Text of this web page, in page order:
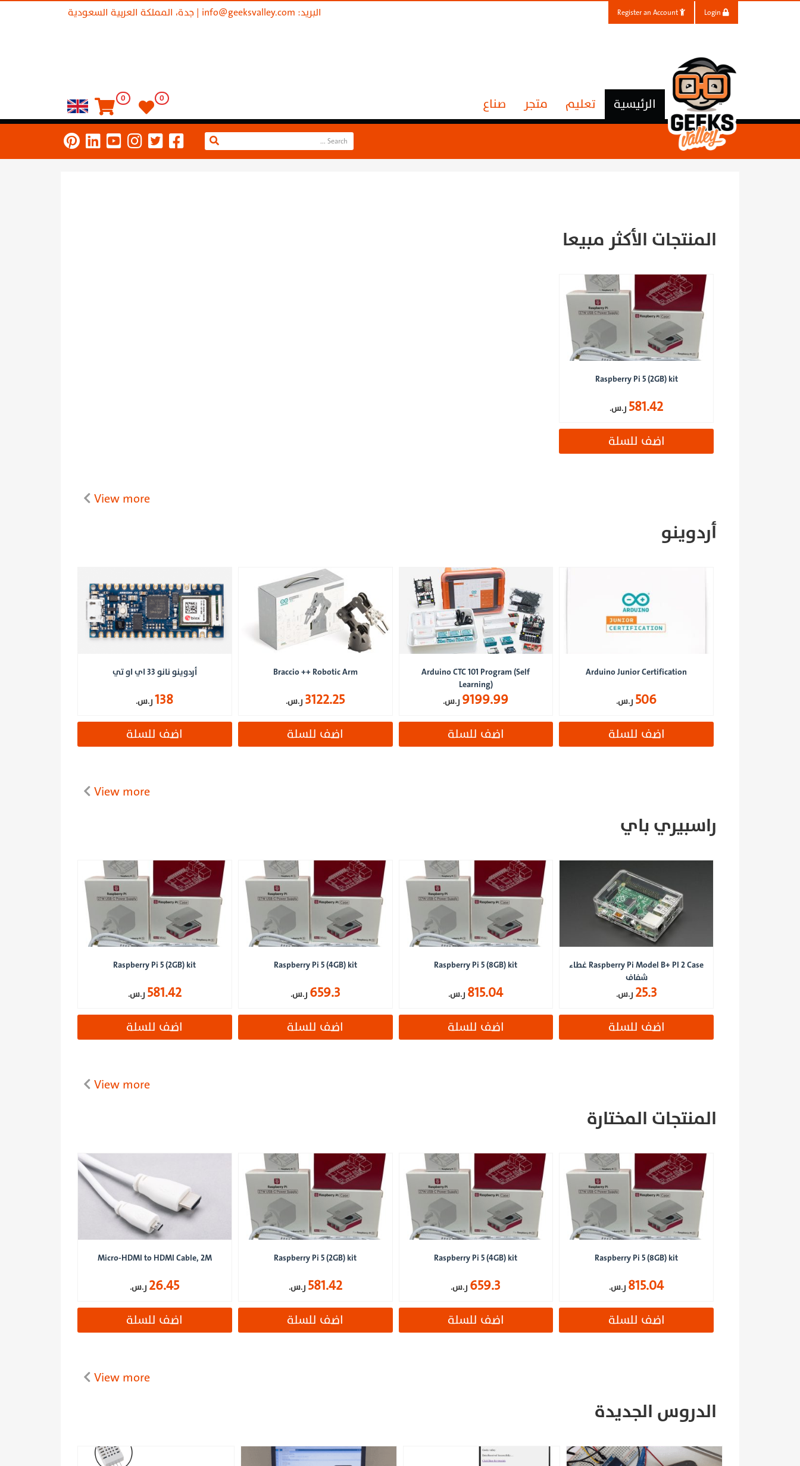
البريد: info@geeksvalley.com | جدة، المملكة العربية السعودية
الرئيسية تعليم متجر صناع 0
0
المنتجات الأكثر مبيعا
Raspberry Pi 5 (2GB) kit
581.42 ر.س.
اضف للسلة
View more
أردوينو
Arduino Junior Certification
506 ر.س.
اضف للسلة
Arduino CTC 101 Program (Self
Learning)
9199.99 ر.س.
اضف للسلة
Braccio ++ Robotic Arm
3122.25 ر.س.
اضف للسلة
أردوينو نانو 33 اي او تي
138ر.س.
اضف للسلة
View more
راسبيري باي
Raspberry Pi Model B+ PI 2 Case غطاء
شفاف
25.3 ر.س.
اضف للسلة
Raspberry Pi 5 (8GB) kit
815.04 ر.س.
اضف للسلة
Raspberry Pi 5 (4GB) kit
659.3 ر.س.
اضف للسلة
Raspberry Pi 5 (2GB) kit
581.42 ر.س.
اضف للسلة
View more
المنتجات المختارة
Raspberry Pi 5 (8GB) kit
815.04 ر.س.
اضف للسلة
Raspberry Pi 5 (4GB) kit
659.3 ر.س.
اضف للسلة
Raspberry Pi 5 (2GB) kit
581.42 ر.س.
اضف للسلة
Micro-HDMI to HDMI Cable, 2M
26.45 ر.س.
اضف للسلة
View more
الدروس الجديدة